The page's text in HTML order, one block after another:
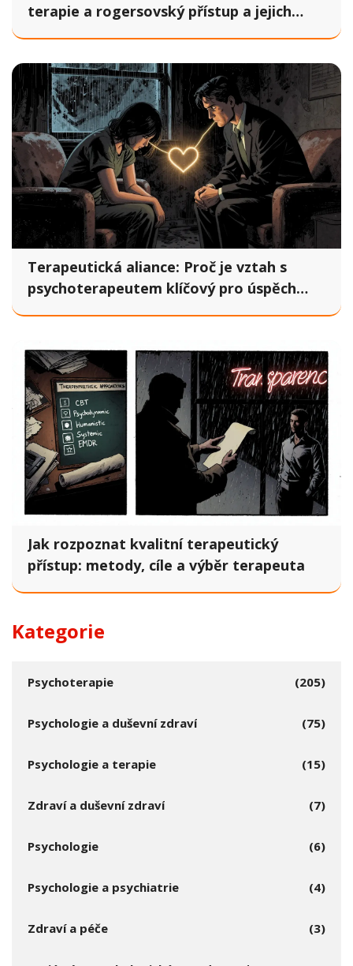
terapie a rogersovský přístup a jejich
Terapeutická aliance: Proč je vztah s
psychoterapeutem klíčový pro úspěch
Jak rozpoznat kvalitní terapeutický
přístup: metody, cíle a výběr terapeuta
Kategorie
Psychoterapie (205)
Psychologie a duševní zdraví (75)
Psychologie a terapie (15)
Zdraví a duševní zdraví (7)
Psychologie (6)
Psychologie a psychiatrie (4)
Zdraví a péče (3)